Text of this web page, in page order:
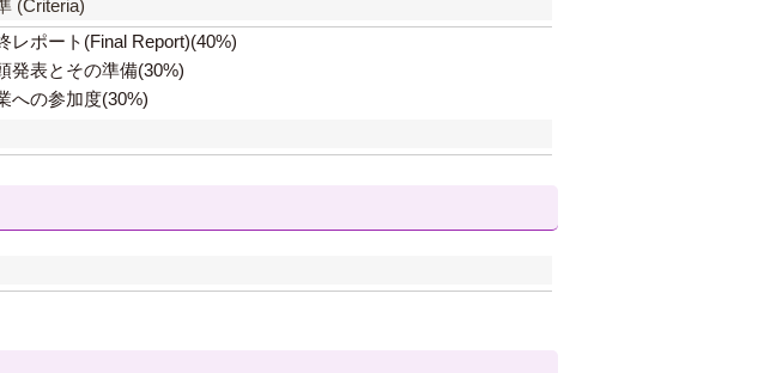
(Criteria)
レポート(Final Report)(40%)
発表とその準備(30%)
への参加度(30%)